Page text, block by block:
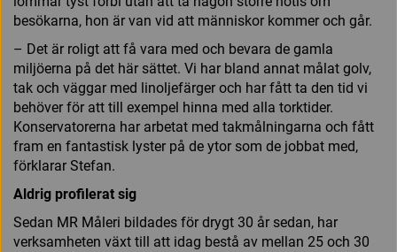
besökarna, hon är van vid att människor kommer och går.
– Det är roligt att få vara med och bevara de gamla
miljöerna på det här sättet. Vi har bland annat målat golv,
tak och väggar med linoljefärger och har fått ta den tid vi
behöver för att till exempel hinna med alla torktider.
Konservatorerna har arbetat med takmålningarna och fått
fram en fantastisk lyster på de ytor som de jobbat med,
förklarar Stefan.
Aldrig profilerat sig
Sedan MR Måleri bildades för drygt 30 år sedan, har
verksamheten växt till att idag bestå av mellan 25 och 30